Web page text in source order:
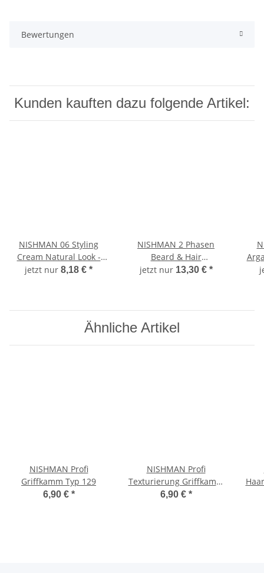
Bewertungen
Kunden kauften dazu folgende Artikel:
NISHMAN 06 Styling
Cream Natural Look -
weiß 150 ml XL
jetzt nur 8,18 € *
NISHMAN 2 Phasen
Beard & Hair
Conditioner 02 - ARGAN,
jetzt nur 13,30 € *
Ähnliche Artikel
NISHMAN Profi
Griffkamm Typ 129
6,90 € *
NISHMAN Profi
Texturierung Griffkamm
Typ 044
6,90 € *